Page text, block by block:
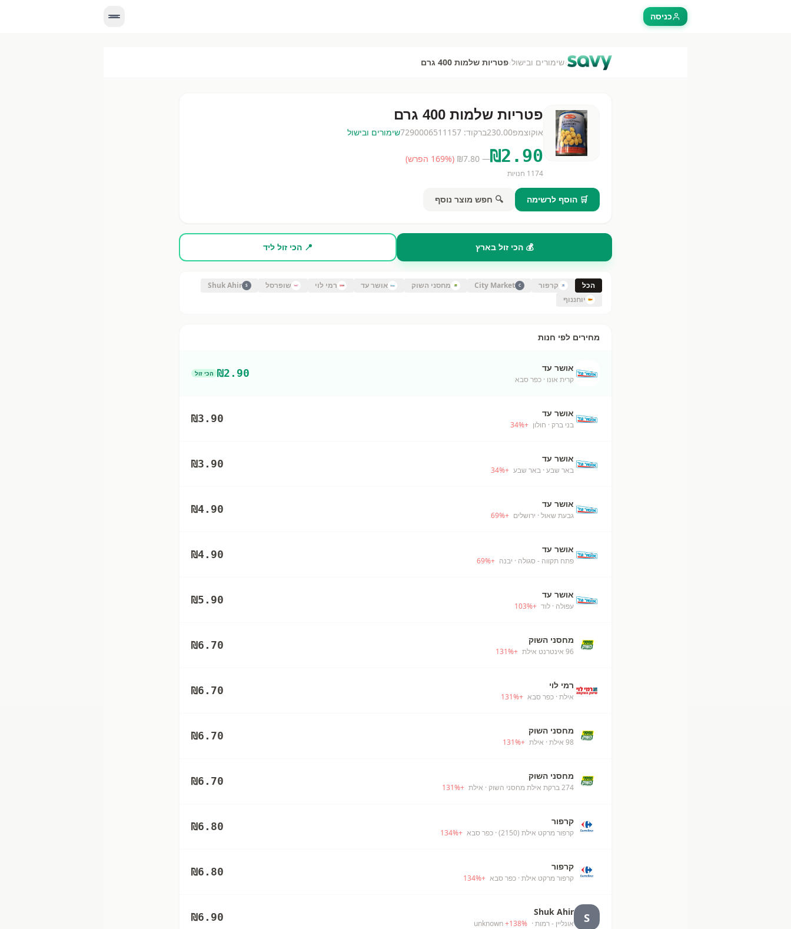
כניסה
›שימורים ובישול›פטריות שלמות 400 גרם
פטריות שלמות 400 גרם
אוקוצמפ230.00ברקוד: 7290006511157שימורים ובישול
₪2.90
— ₪
7.80
(
169% הפרש)
1174 חנויות
🛒 הוסף לרשימה 🔍 חפש מוצר נוסף
💰 הכי זול בארץ 📍 הכי זול ליד
הכל קרפור C
City Market מחסני השוק אושר עד רמי לוי שופרסל S
Shuk Ahir
יוחננוף
מחירים לפי חנות
אושר עד
קרית אונו · כפר סבא
₪2.90 הכי זול
אושר עד
בני ברק · חולון +
34%
₪3.90
אושר עד
באר שבע · באר שבע +
34%
₪3.90
אושר עד
גבעת שאול · ירושלים +
69%
₪4.90
אושר עד
פתח תקווה - סגולה · יבנה +
69%
₪4.90
אושר עד
עפולה · לוד +
103%
₪5.90
מחסני השוק
96 אינטרנט אילת +
131%
₪6.70
רמי לוי
אילת · כפר סבא +
131%
₪6.70
מחסני השוק
98 אילת · אילת +
131%
₪6.70
מחסני השוק
274 ברקת אילת מחסני השוק · אילת +
131%
₪6.70
קרפור
קרפור מרקט אילת (2150) · כפר סבא +
134%
₪6.80
קרפור
קרפור מרקט אילת · כפר סבא +
134%
₪6.80
S
Shuk Ahir
אונליין - רמות · unknown
+138%
₪6.90